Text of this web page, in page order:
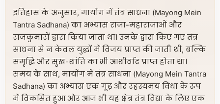
इतिहास के अनुसार, मायोंग में तंत्र साधना (Mayong Mein
Tantra Sadhana) का अभ्यास राजा-महाराजाओं और
राजकुमारों द्वारा किया जाता था। उनके द्वारा किए गए तंत्र
साधना से न केवल युद्धों में विजय प्राप्त की जाती थी, बल्कि
समृद्धि और सुख-शांति का भी आशीर्वाद प्राप्त होता था।
समय के साथ, मायोंग में तंत्र साधना (Mayong Mein Tantra
Sadhana) का अभ्यास एक गूढ़ और रहस्यमय विधा के रूप
में विकसित हुआ और आज भी यह क्षेत्र तंत्र विद्या के लिए एक